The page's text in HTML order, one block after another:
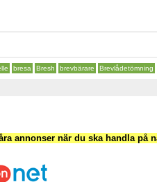
bresa Bresh brevbärare Brevlådetömning
annonser när du ska handla på